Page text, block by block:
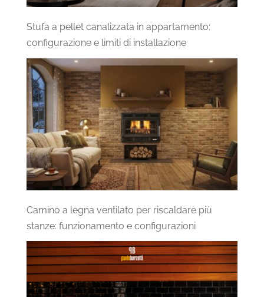
Stufa a pellet canalizzata in appartamento:
configurazione e limiti di installazione
Camino a legna ventilato per riscaldare più
stanze: funzionamento e configurazioni